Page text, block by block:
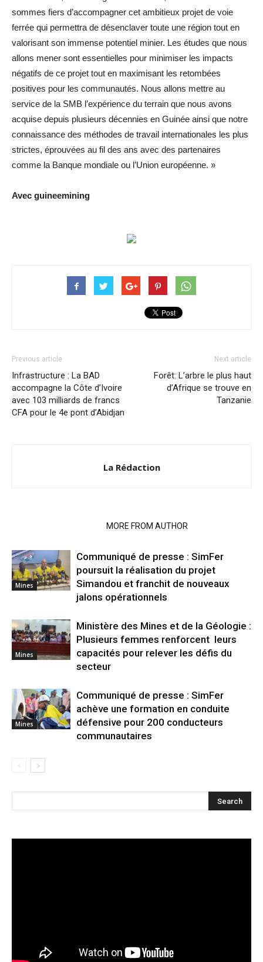
sommes fiers d’accompagner cet ambitieux projet de voie
ferrée qui permettra de désenclaver toute une région tout en
valorisant son immense potentiel minier. Les études que nous
allons mener sont essentielles pour minimiser les impacts
négatifs de ce projet tout en maximisant les retombées
positives pour les communautés. Nous allons mettre au
service de la SMB l’expérience du terrain que nous avons
acquise depuis plusieurs décennies en Guinée ainsi que notre
connaissance des méthodes de travail internationales les plus
strictes, éprouvées au fil des ans avec des partenaires
comme la Banque mondiale ou l’Union européenne. »
Avec guineemining
Previous article
Infrastructure : La BAD
accompagne la Côte d’Ivoire
avec 103 milliards de francs
CFA pour le 4e pont d’Abidjan
Next article
Forêt: L’arbre le plus haut
d’Afrique se trouve en
Tanzanie
La Rédaction
MORE FROM AUTHOR
Mines
Communiqué de presse : SimFer
poursuit la réalisation du projet
Simandou et franchit de nouveaux
jalons opérationnels
Mines
Ministère des Mines et de la Géologie :
Plusieurs femmes renforcent leurs
capacités pour relever les défis du
secteur
Mines
Communiqué de presse : SimFer
achève une formation en conduite
défensive pour 200 conducteurs
communautaires